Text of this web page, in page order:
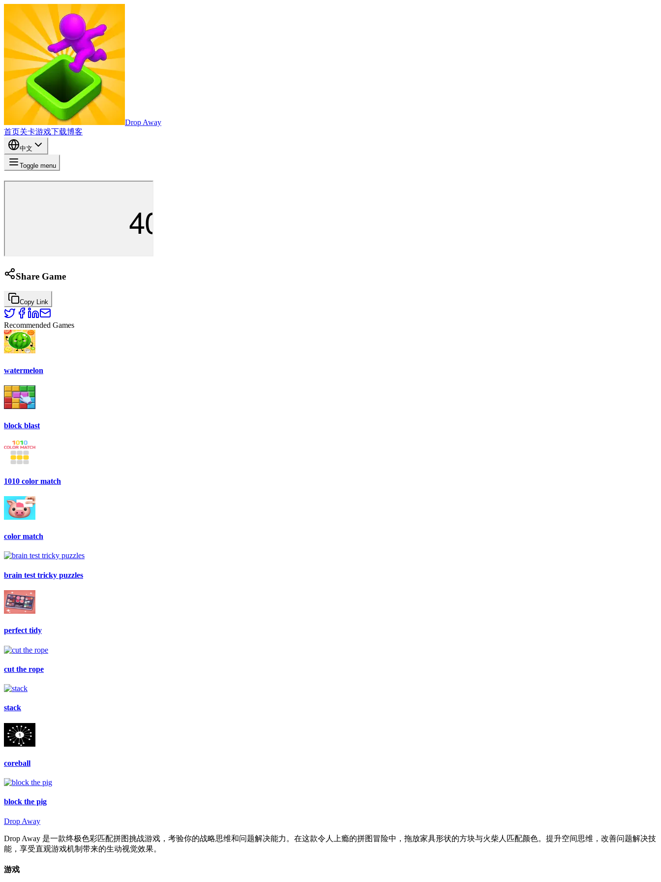
Drop Away
首页关卡游戏下载博客
中文
Toggle menu
Share Game
Copy Link
Recommended Games
watermelon
block blast
1010 color match
color match
brain test tricky puzzles
perfect tidy
cut the rope
stack
coreball
block the pig
Drop Away
Drop Away 是一款终极色彩匹配拼图挑战游戏，考验你的战略思维和问题解决能力。在这款令人上瘾的拼图冒险中，拖放家具形状的方块与火柴人匹配颜色。提升空间思维，改善问题解决技
能，享受直观游戏机制带来的生动视觉效果。
游戏